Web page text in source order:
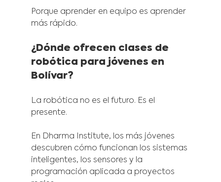
Porque aprender en equipo es aprender
más rápido.
¿Dónde ofrecen clases de
robótica para jóvenes en
Bolívar?
La robótica no es el futuro. Es el
presente.
En Dharma Institute, los más jóvenes
descubren cómo funcionan los sistemas
inteligentes, los sensores y la
programación aplicada a proyectos